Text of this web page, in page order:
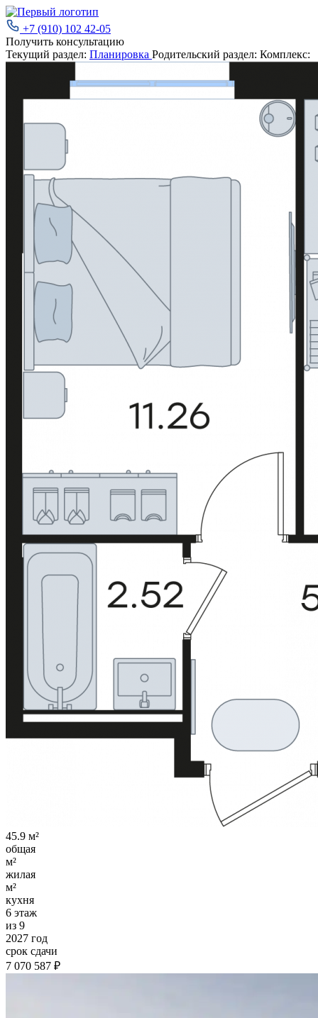
+7 (910) 102 42-05
Получить консультацию
Текущий раздел: Планировка Родительский раздел: Комплекс:
45.9 м²
общая
м²
жилая
м²
кухня
6 этаж
из 9
2027 год
срок сдачи
7 070 587 ₽